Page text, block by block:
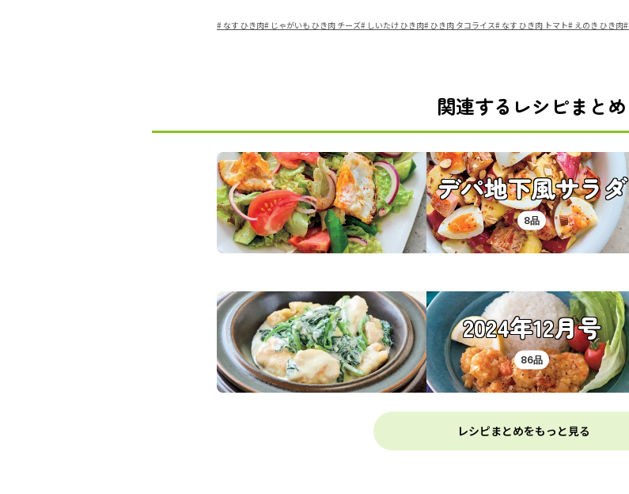
# なす ひき肉# じゃがいも ひき肉 チーズ# しいたけ ひき肉# ひき肉 タコライス# なす ひき肉 トマト# えのき ひき肉#
関連するレシピまとめ
デパ地下風サラダ
8品
2024年12月号
86品
レシピまとめをもっと見る